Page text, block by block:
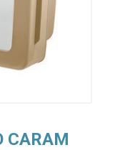
CARAM